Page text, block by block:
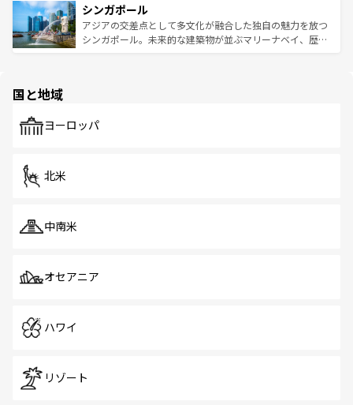
参照してほしい。
激する。気候は一年中温暖で、どの季節にも異なる楽しみ
が待っている。親しみやすいタイの人々、仏教を中心とし
た文化、そして多様な観光資源が、訪れる旅人を魅了し続
み、どこを訪れても感動するはず。観光スポットが密集し
ており、効率よく見どころを回れるのも魅力。息をのむよ
うな絶景から文化的な体験まで、香港を存分に楽しみ尽く
シンガポール
アジアの交差点として多文化が融合した独自の魅力を放つ
シンガポール。未来的な建築物が並ぶマリーナベイ、歴史
で、ホーカーズは地元の風情を楽しめる外せないスポット
国と地域
ヨーロッパ
北米
中南米
オセアニア
ハワイ
リゾート